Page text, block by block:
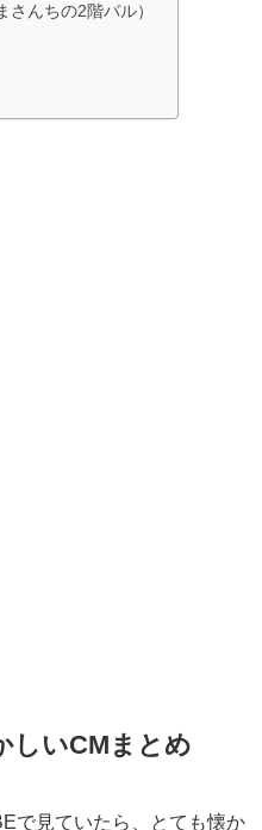
さんちの2階バル）
しいCMまとめ
で見ていたら、とても懐か